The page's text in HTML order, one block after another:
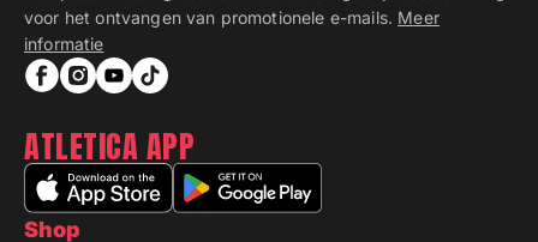
Shop
voor het ontvangen van promotionele e-mails. Meer
informatie
ATLETICA APP